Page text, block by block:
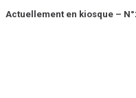
Actuellement en kiosque –